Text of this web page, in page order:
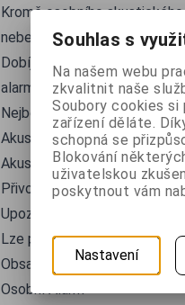
Kromě osobního
nebezpečí upozornit i
Dobíjecí baterie se nabíjí 2
alarmu nebo svítilny se
Nejběžnější použití
Akustická obrana před
Akustická obrana před psem
Přivolání pomoci při
Upozornění okolí na
Lze použít i jako svítilnu ve
Obsah balení
Osobní Alarm
Souhlas s
Na našem webu
zkvalitnit naše
Soubory cookies si
zařízení děláte.
schopná se
Blokování
uživatelskou
poskytnout vám
Nastavení